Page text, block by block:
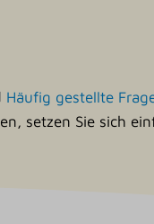
Häufig gestellte
setzen Sie sich